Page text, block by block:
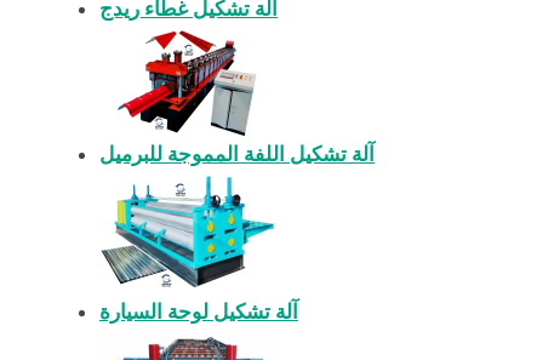
آلة تشكيل غطاء ريدج
آلة تشكيل اللفة المموجة للبرميل
آلة تشكيل لوحة السيارة